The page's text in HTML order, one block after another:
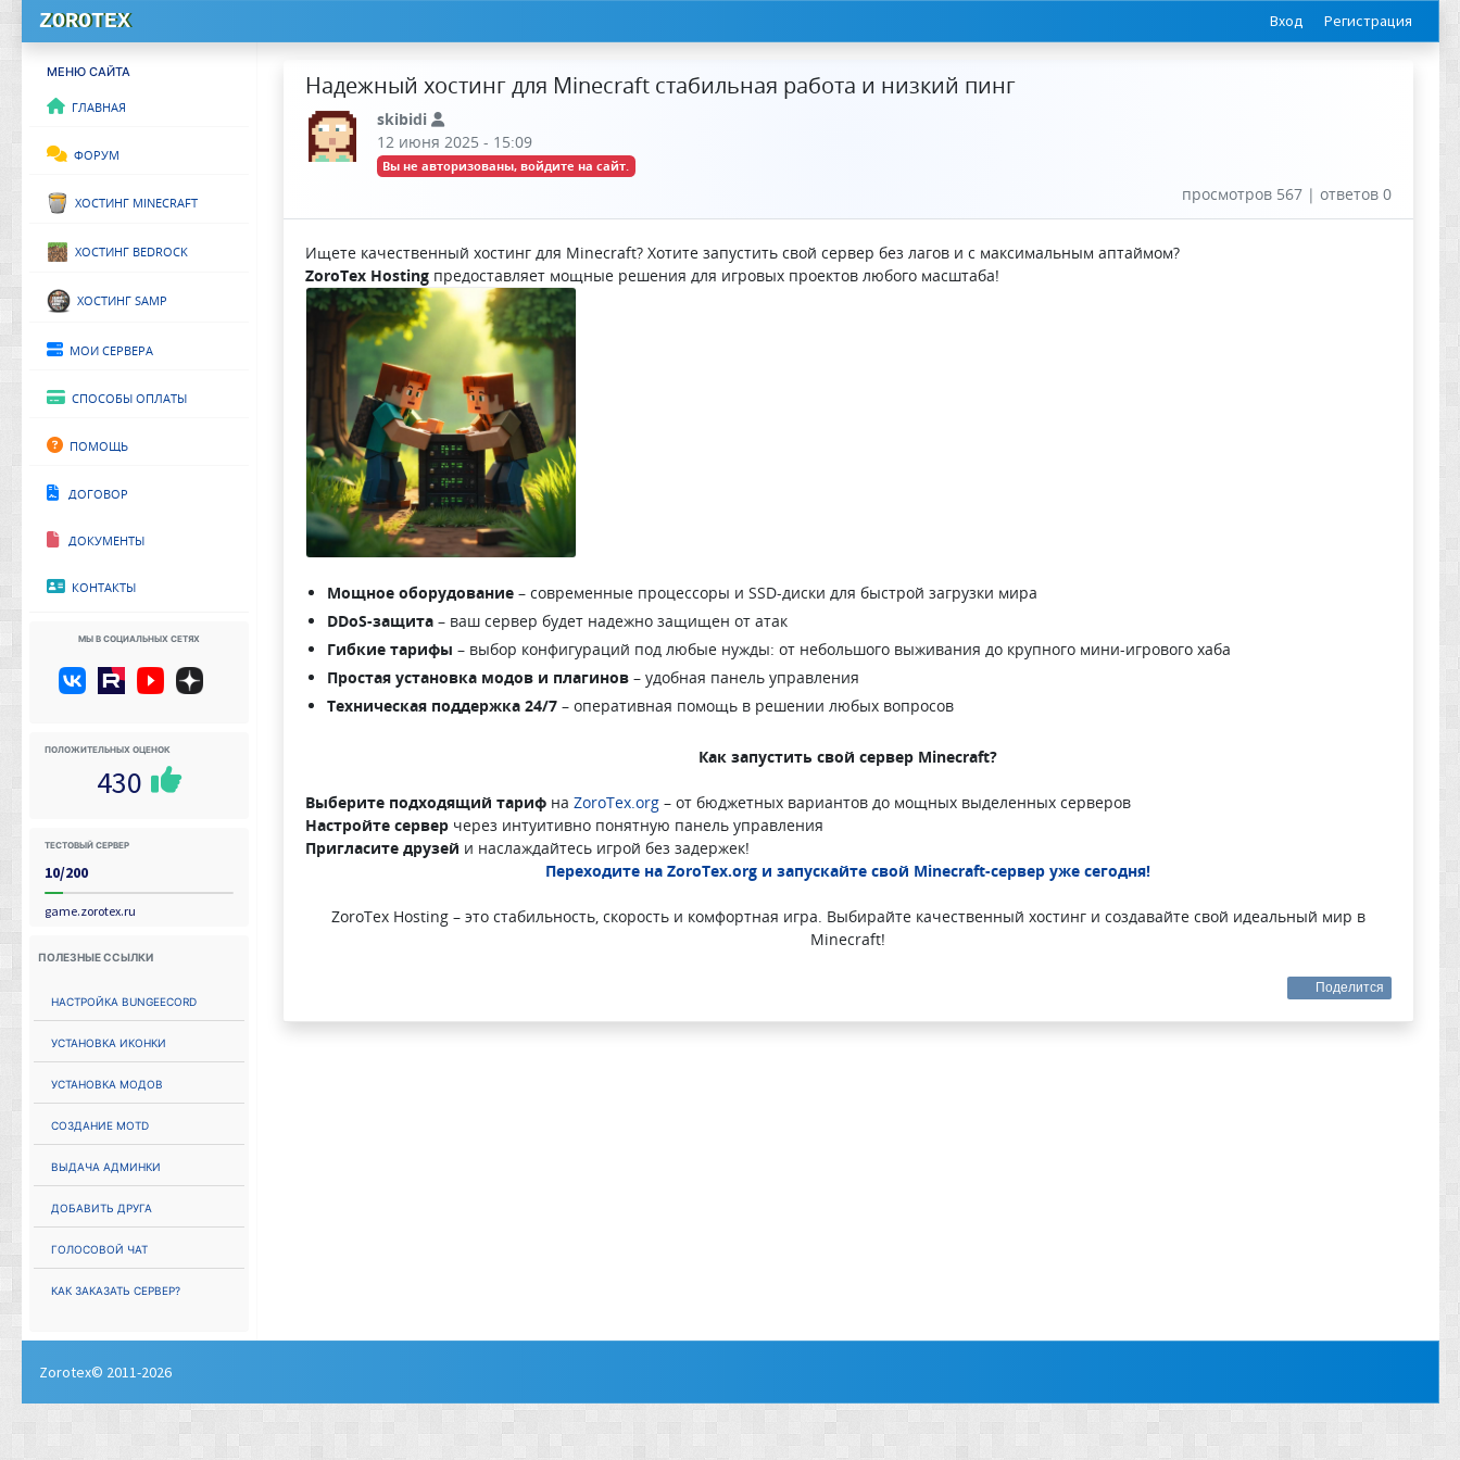
ZOROTEX Вход Регистрация
МЕНЮ САЙТА
Главная
Форум
Хостинг Minecraft
Хостинг Bedrock
Хостинг SAMP
Мои сервера
Способы оплаты
Помощь
Договор
Документы
Контакты
Мы в социальных сетях
Положительных оценок
430
Тестовый сервер
10/200
game.zorotex.ru
Полезные ссылки
Настройка Bungeecord
Установка иконки
Установка модов
Создание MOTD
Выдача админки
Добавить друга
Голосовой чат
Как заказать сервер?
Надежный хостинг для Minecraft стабильная работа и низкий пинг
skibidi
12 июня 2025 - 15:09
Вы не авторизованы, войдите на сайт.
просмотров 567 | ответов 0
Ищете качественный хостинг для Minecraft? Хотите запустить свой сервер без лагов и с максимальным аптаймом?
ZoroTex Hosting предоставляет мощные решения для игровых проектов любого масштаба!
Мощное оборудование – современные процессоры и SSD-диски для быстрой загрузки мира
DDoS-защита – ваш сервер будет надежно защищен от атак
Гибкие тарифы – выбор конфигураций под любые нужды: от небольшого выживания до крупного мини-игрового хаба
Простая установка модов и плагинов – удобная панель управления
Техническая поддержка 24/7 – оперативная помощь в решении любых вопросов
Как запустить свой сервер Minecraft?
Выберите подходящий тариф на ZoroTex.org – от бюджетных вариантов до мощных выделенных серверов
Настройте сервер через интуитивно понятную панель управления
Пригласите друзей и наслаждайтесь игрой без задержек!
Переходите на ZoroTex.org и запускайте свой Minecraft-сервер уже сегодня!
ZoroTex Hosting – это стабильность, скорость и комфортная игра. Выбирайте качественный хостинг и создавайте свой идеальный мир в
Minecraft!
Поделится
Zorotex© 2011-2026